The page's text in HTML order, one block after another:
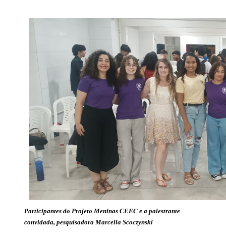
Participantes do Projeto Meninas CEEC e a palestrante
convidada, pesquisadora Marcella Scoczynski